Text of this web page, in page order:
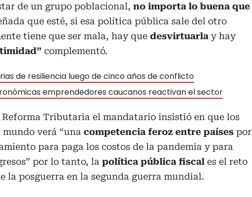
de un grupo poblacional, no importa lo buena que
que esté, si esa política pública sale del otro
tiene que ser mala, hay que desvirtuarla y hay
complementó.
de resiliencia luego de cinco años de conflicto
emprendedores caucanos reactivan el sector
Reforma Tributaria el mandatario insistió en que los
verá “una competencia feroz entre países por
para paga los costos de la pandemia y para
por lo tanto, la política pública fiscal es el reto
la posguerra en la segunda guerra mundial.